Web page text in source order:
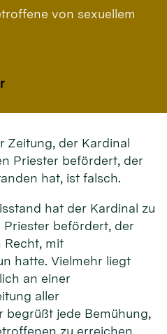
von sexuellem
Zeitung, der Kardinal
Priester befördert, der
hat, ist falsch.
hat der Kardinal zu
befördert, der
Recht, mit
hatte. Vielmehr liegt
an einer
aller
begrüßt jede Bemühung,
zu erreichen.